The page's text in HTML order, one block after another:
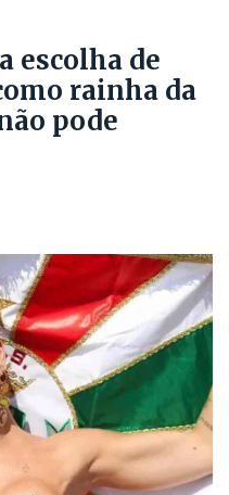
escolha de
rainha da
pode